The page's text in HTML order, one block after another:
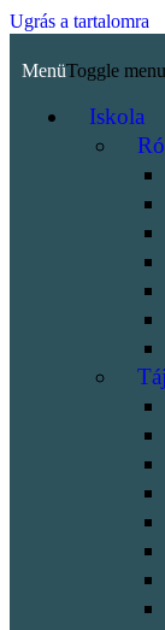
Ugrás a tartalomra
MenüToggle
Iskola